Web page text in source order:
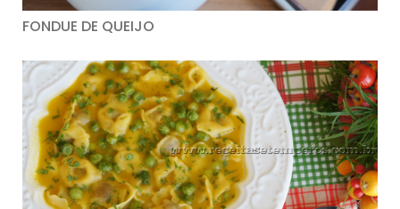
FONDUE DE QUEIJO